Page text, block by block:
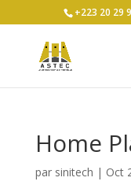
+223 20 29
Home
par sinitech | Oct